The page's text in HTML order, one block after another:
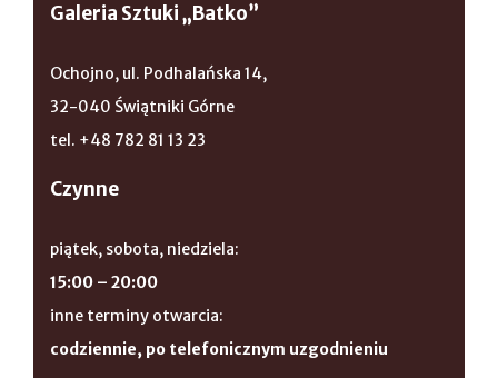
Galeria Sztuki „Batko”
Ochojno, ul. Podhalańska 14,
32-040 Świątniki Górne
tel. +48 782 81 13 23
Czynne
piątek, sobota, niedziela:
15:00 – 20:00
inne terminy otwarcia:
codziennie, po telefonicznym uzgodnieniu